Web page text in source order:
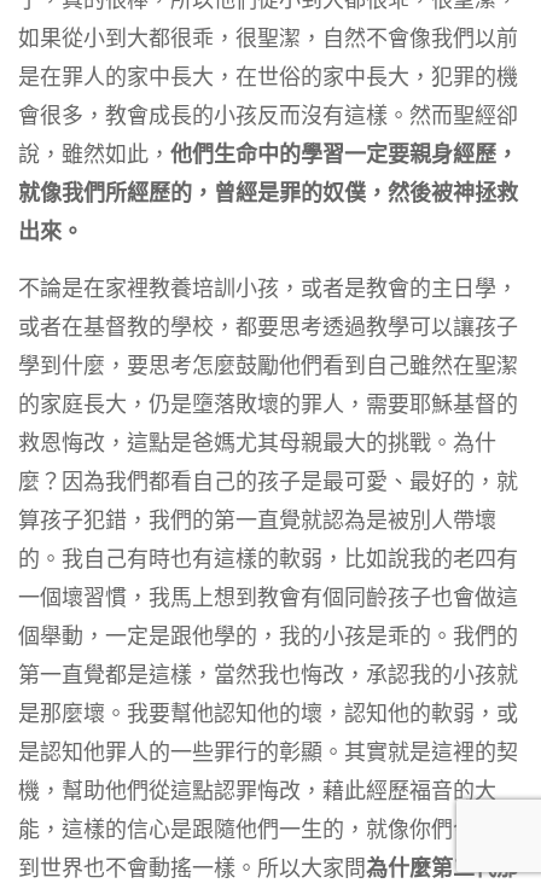
如果從小到大都很乖，很聖潔，自然不會像我們以前
是在罪人的家中長大，在世俗的家中長大，犯罪的機
會很多，教會成長的小孩反而沒有這樣。然而聖經卻
說，雖然如此， 他們生命中的學習一定要親身經歷，
就像我們所經歷的，曾經是罪的奴僕，然後被神拯救
出來。
不論是在家裡教養培訓小孩，或者是教會的主日學，
或者在基督教的學校，都要思考透過教學可以讓孩子
學到什麼，要思考怎麼鼓勵他們看到自己雖然在聖潔
的家庭長大，仍是墮落敗壞的罪人，需要耶穌基督的
救恩悔改，這點是爸媽尤其母親最大的挑戰。為什
麼？因為我們都看自己的孩子是最可愛、最好的，就
算孩子犯錯，我們的第一直覺就認為是被別人帶壞
的。我自己有時也有這樣的軟弱，比如說我的老四有
一個壞習慣，我馬上想到教會有個同齡孩子也會做這
個舉動，一定是跟他學的，我的小孩是乖的。我們的
第一直覺都是這樣，當然我也悔改，承認我的小孩就
是那麼壞。我要幫他認知他的壞，認知他的軟弱，或
是認知他罪人的一些罪行的彰顯。其實就是這裡的契
機，幫助他們從這點認罪悔改，藉此經歷福音的大
能，這樣的信心是跟隨他們一生的，就像你們今天去
到世界也不會動搖一樣。所以大家問為什麼第二代那